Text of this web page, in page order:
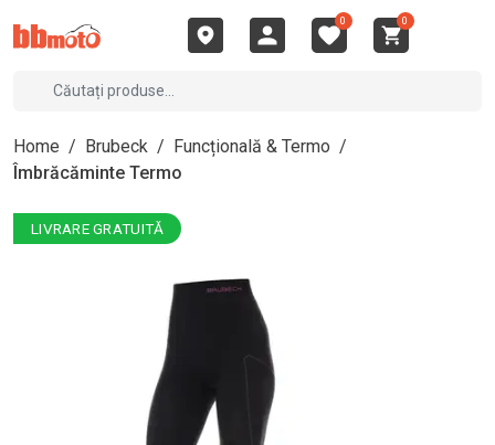
0 0
Home / Brubeck / Funcțională & Termo /
Îmbrăcăminte Termo
LIVRARE GRATUITĂ